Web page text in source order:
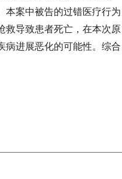
本案中被告的过错医疗行为
救导致患者死亡，在本次原
病进展恶化的可能性。综合